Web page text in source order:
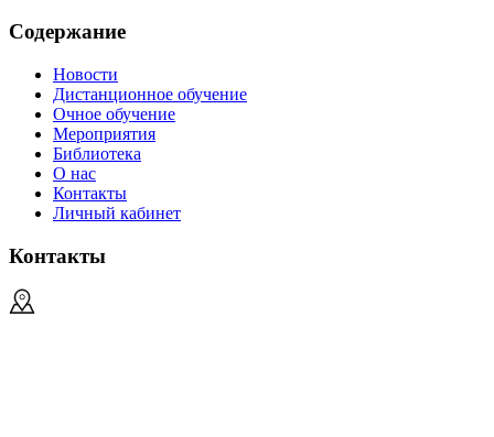
Содержание
Новости
Дистанционное обучение
Очное обучение
Мероприятия
Библиотека
О нас
Контакты
Личный кабинет
Контакты